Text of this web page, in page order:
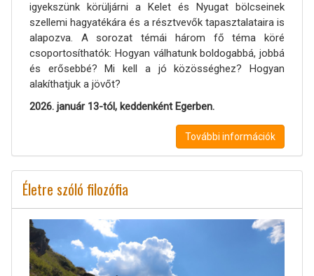
igyekszünk körüljárni a Kelet és Nyugat bölcseinek
szellemi hagyatékára és a résztvevők tapasztalataira is
alapozva. A sorozat témái három fő téma köré
csoportosíthatók: Hogyan válhatunk boldogabbá, jobbá
és erősebbé? Mi kell a jó közösséghez? Hogyan
alakíthatjuk a jövőt?
2026. január 13-tól, keddenként Egerben.
További információk
Életre szóló filozófia